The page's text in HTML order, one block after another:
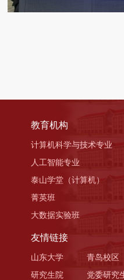
教育机构
计算机科学与技术专业
人工智能专业
泰山学堂（计算机）
菁英班
大数据实验班
友情链接
山东大学 青岛校区
研究生院
党委研究